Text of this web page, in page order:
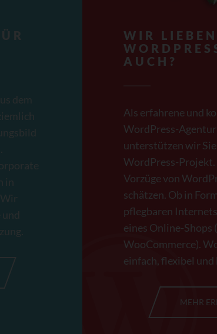
dem
in
WIR LIEBEN
AUCH?
Als erfahrene und
WordPress-Agentur
unterstützen wir
WordPress-Projekt.
Vorzüge von
schätzen. Ob in
pflegbaren
eines Online-Shops
WooCommerce).
einfach, flexibel
MEHR